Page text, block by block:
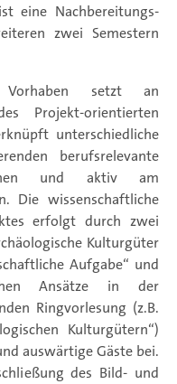
eine Nachbereitungs-
zwei Semestern
Vorhaben setzt an
Projekt-orientierten
unterschiedliche
berufsrelevante
und aktiv am
Die wissenschaftliche
erfolgt durch zwei
Kulturgüter
Aufgabe“ und
Ansätze in der
Ringvorlesung (z.B.
Kulturgütern“)
auswärtige Gäste bei.
des Bild- und